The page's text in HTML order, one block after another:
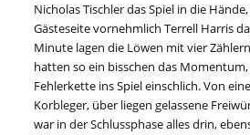
Nicholas Tischler das Spiel in die
Gästeseite vornehmlich Terrell Harris
Minute lagen die Löwen mit vier
hatten so ein bisschen das Momentum,
Fehlerkette ins Spiel einschlich. Von
Korbleger, über liegen gelassene
war in der Schlussphase alles drin,